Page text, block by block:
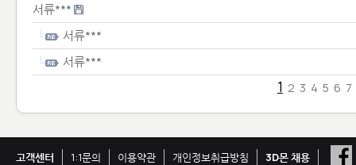
서류***
서류***
서류***
1 2 3 4 5 6 7
고객센터 1:1문의 이용약관 개인정보취급방침
3D몬 채용